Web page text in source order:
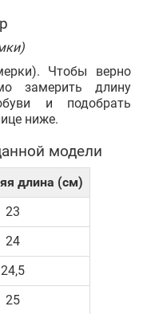
Чтобы верно
замерить длину
и подобрать
ниже.
модели
длина (см)
23
24
24,5
25